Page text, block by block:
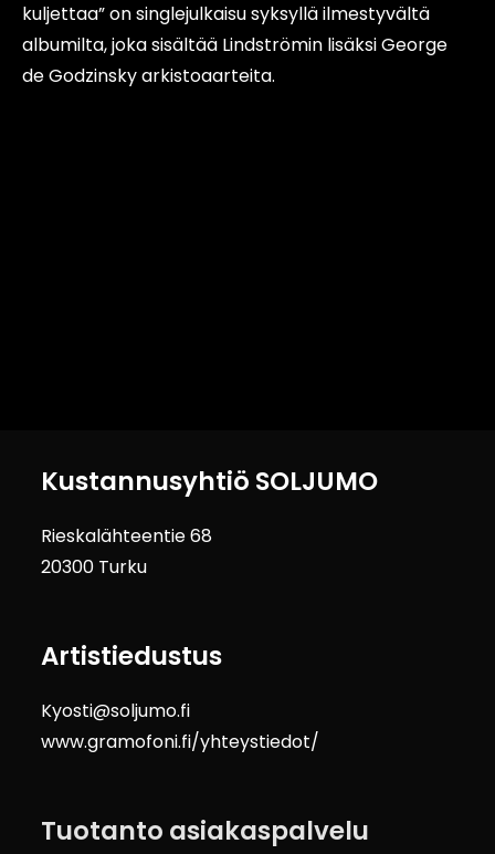
kuljettaa” on singlejulkaisu syksyllä ilmestyvältä
albumilta, joka sisältää Lindströmin lisäksi George
de Godzinsky arkistoaarteita.
Kustannusyhtiö SOLJUMO
Rieskalähteentie 68
20300 Turku
Artistiedustus
Kyosti@soljumo.fi
www.gramofoni.fi/yhteystiedot/
Tuotanto asiakaspalvelu